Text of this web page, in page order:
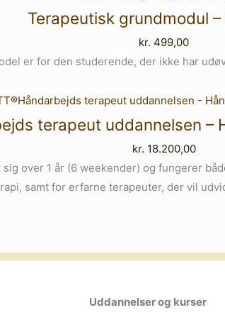
Terapeutisk grundmodul –
kr. 499,00
er for den studerende, der ikke har
terapeut uddannelsen –
kr. 18.200,00
over 1 år (6 weekender) og fungerer
samt for erfarne terapeuter, der vil
Uddannelser og kurser